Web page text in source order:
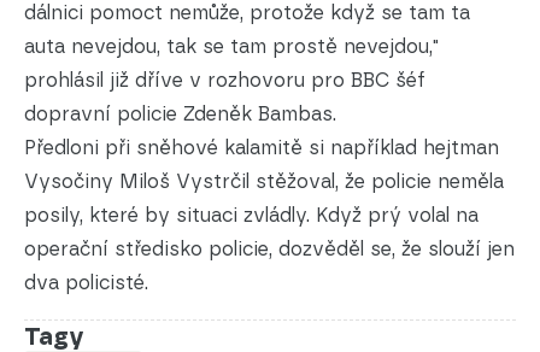
dálnici pomoct nemůže, protože když se tam ta
auta nevejdou, tak se tam prostě nevejdou,"
prohlásil již dříve v rozhovoru pro BBC šéf
dopravní policie Zdeněk Bambas.
Předloni při sněhové kalamitě si například hejtman
Vysočiny Miloš Vystrčil stěžoval, že policie neměla
posily, které by situaci zvládly. Když prý volal na
operační středisko policie, dozvěděl se, že slouží jen
dva policisté.
Tagy